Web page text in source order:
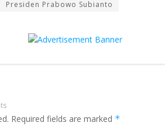
Presiden Prabowo Subianto
Required fields are marked *